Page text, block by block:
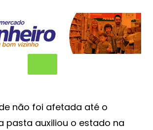
não foi afetada até o
pasta auxiliou o estado na